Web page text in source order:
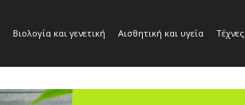
Βιολογία και γενετική Αισθητική και υγεία Τέχνες